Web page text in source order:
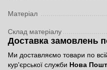
Матеріал
Склад матеріалу
Доставка замовлень
Ми доставляємо товари по
кур'єрської служби Нова